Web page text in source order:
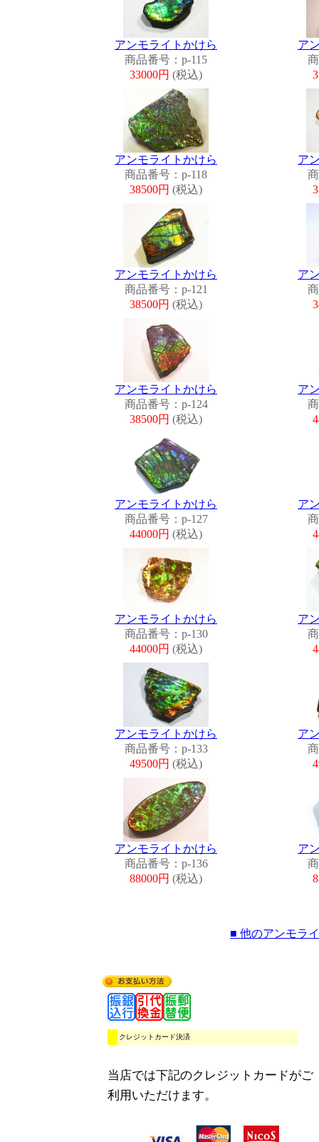
アンモライトかけら
商品番号：p-115
33000円 (税込)
ア
アンモライトかけら
商品番号：p-118
38500円 (税込)
ア
アンモライトかけら
商品番号：p-121
38500円 (税込)
ア
アンモライトかけら
商品番号：p-124
38500円 (税込)
ア
アンモライトかけら
商品番号：p-127
44000円 (税込)
ア
アンモライトかけら
商品番号：p-130
44000円 (税込)
ア
アンモライトかけら
商品番号：p-133
49500円 (税込)
ア
アンモライトかけら
商品番号：p-136
88000円 (税込)
ア
■ 他のアンモラ